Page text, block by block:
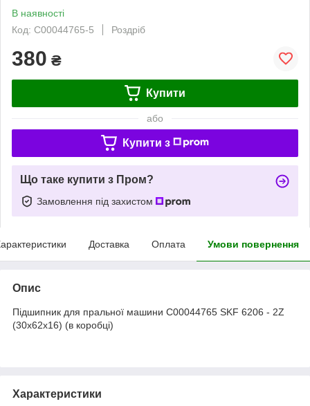
В наявності
Код: C00044765-5
Роздріб
380 ₴
Купити
або
Купити з
Що таке купити з Пром?
Замовлення під захистом
Доставка Оплата Умови повернення
Опис
Підшипник для пральної машини C00044765 SKF 6206 - 2Z
(30x62x16) (в коробці)
Характеристики